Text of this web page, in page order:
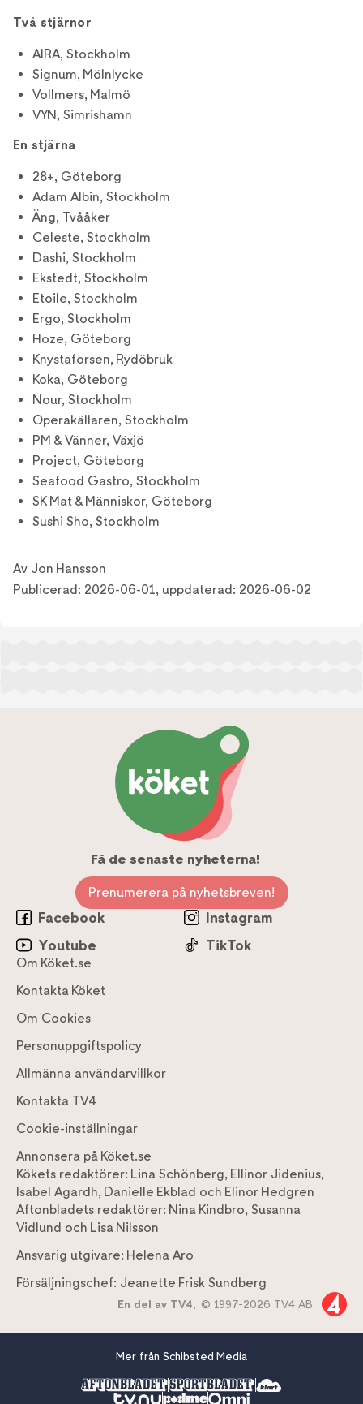
Två stjärnor
AIRA, Stockholm
Signum, Mölnlycke
Vollmers, Malmö
VYN, Simrishamn
En stjärna
28+, Göteborg
Adam Albin, Stockholm
Äng, Tvååker
Celeste, Stockholm
Dashi, Stockholm
Ekstedt, Stockholm
Etoile, Stockholm
Ergo, Stockholm
Hoze, Göteborg
Knystaforsen, Rydöbruk
Koka, Göteborg
Nour, Stockholm
Operakällaren, Stockholm
PM & Vänner, Växjö
Project, Göteborg
Seafood Gastro, Stockholm
SK Mat & Människor, Göteborg
Sushi Sho, Stockholm
Av Jon Hansson
Publicerad: 2026-06-01, uppdaterad: 2026-06-02
Få de senaste nyheterna!
Prenumerera på nyhetsbreven!
Facebook
Instagram
Youtube
TikTok
Om Köket.se
Kontakta Köket
Om Cookies
Personuppgiftspolicy
Allmänna användarvillkor
Kontakta TV4
Cookie-inställningar
Annonsera på Köket.se
Kökets redaktörer: Lina Schönberg, Ellinor Jidenius,
Isabel Agardh, Danielle Ekblad och Elinor Hedgren
Aftonbladets redaktörer: Nina Kindbro, Susanna
Vidlund och Lisa Nilsson
Ansvarig utgivare: Helena Aro
Försäljningschef: Jeanette Frisk Sundberg
En del av TV4, © 1997-2026 TV4 AB
Mer från Schibsted Media